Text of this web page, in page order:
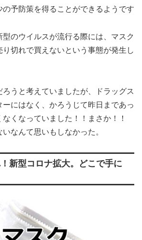
予防策を得ることができるようです
のウイルスが流行る際には、マスク
切れで買えないという事態が発生し
うと考えていましたが、ドラッグス
ーにはなく、かろうじて昨日まであっ
くなっていました！！まさか！！
なんて思いもしなかった。
新型コロナ拡大。どこで手に